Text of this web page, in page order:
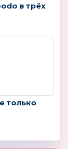
в трёх
только